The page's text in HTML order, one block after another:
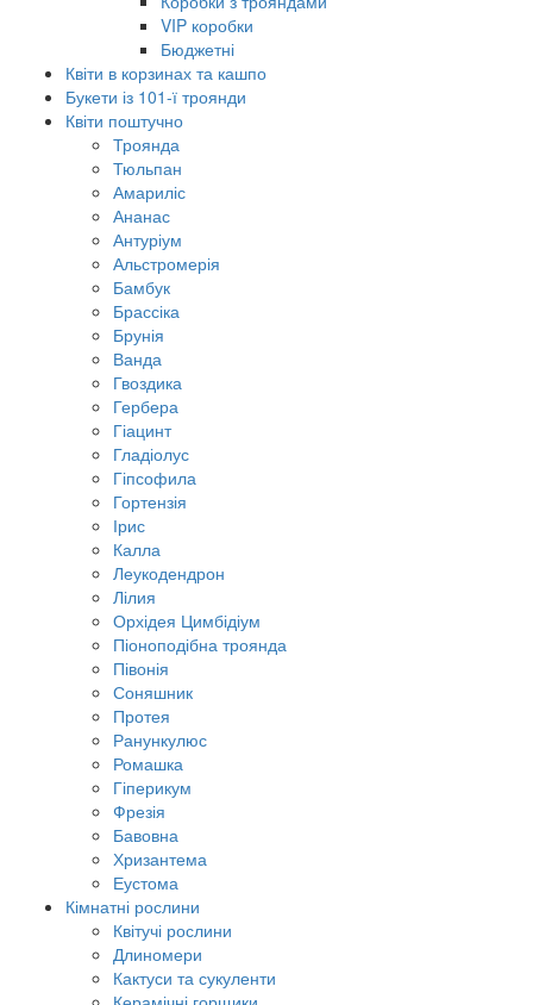
VIP коробки
Бюджетні
Квіти в корзинах та кашпо
Букети із 101-ї троянди
Квіти поштучно
Троянда
Тюльпан
Амариліс
Ананас
Антуріум
Альстромерія
Бамбук
Брассіка
Брунія
Ванда
Гвоздика
Гербера
Гіацинт
Гладіолус
Гіпсофила
Гортензія
Ірис
Калла
Леукодендрон
Лілия
Орхідея Цимбідіум
Піоноподібна троянда
Півонія
Соняшник
Протея
Ранункулюс
Ромашка
Гіперикум
Фрезія
Бавовна
Хризантема
Еустома
Кімнатні рослини
Квітучі рослини
Длиномери
Кактуси та сукуленти